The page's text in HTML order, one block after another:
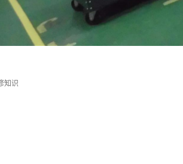
知识